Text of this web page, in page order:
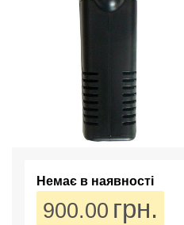
Немає в наявності
900.00 грн.